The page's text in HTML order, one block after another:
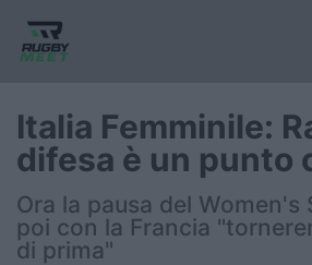
Nazionali giovanili
Italia Femminile:
difesa è un punto
Ora la pausa del Women's
poi con la Francia
di prima"